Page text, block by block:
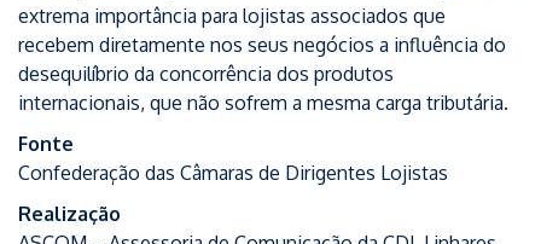
extrema importância para lojistas associados que
recebem diretamente nos seus negócios a influência do
desequilíbrio da concorrência dos produtos
internacionais, que não sofrem a mesma carga tributária.
Fonte
Confederação das Câmaras de Dirigentes Lojistas
Realização